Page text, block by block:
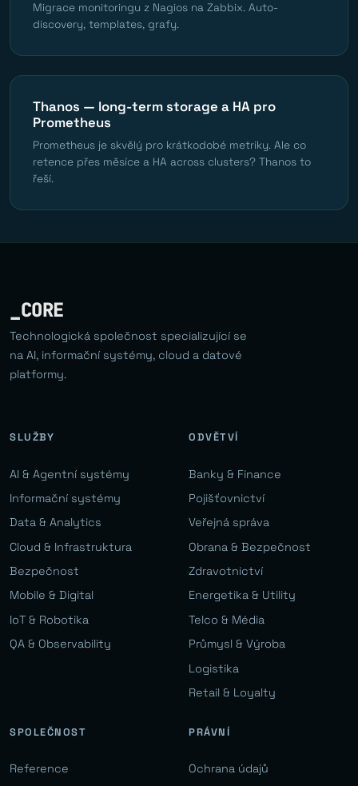
Migrace monitoringu z Nagios na Zabbix. Auto-
discovery, templates, grafy.
Thanos — long-term storage a HA pro
Prometheus
Prometheus je skvělý pro krátkodobé metriky. Ale co
retence přes měsíce a HA across clusters? Thanos to
řeší.
_CORE
Technologická společnost specializující se
na AI, informační systémy, cloud a datové
platformy.
SLUŽBY
AI & Agentní systémy
Informační systémy
Data & Analytics
Cloud & Infrastruktura
Bezpečnost
Mobile & Digital
IoT & Robotika
QA & Observability
ODVĚTVÍ
Banky & Finance
Pojišťovnictví
Veřejná správa
Obrana & Bezpečnost
Zdravotnictví
Energetika & Utility
Telco & Média
Průmysl & Výroba
Logistika
Retail & Loyalty
SPOLEČNOST
Reference
PRÁVNÍ
Ochrana údajů